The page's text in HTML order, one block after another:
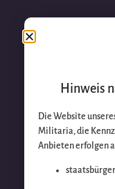
Hinweis
Die Website
Militaria, die
Anbieten erfolgen